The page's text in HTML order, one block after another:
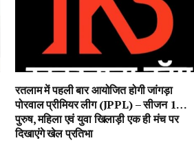
रतलाम में पहली बार आयोजित होगी जांगड़ा
पोरवाल प्रीमियर लीग (JPPL) – सीजन 1…
पुरुष, महिला एवं युवा खिलाड़ी एक ही मंच पर
दिखाएंगे खेल प्रतिभा